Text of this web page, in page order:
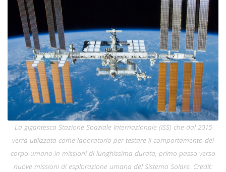
La gigantesca Stazione Spaziale Internazionale (ISS) che dal 2015
verrà utilizzata come laboratorio per testare il comportamento del
corpo umano in missioni di lunghissima durata, primo passo verso
nuove missioni di esplorazione umana del Sistema Solare. Credit: